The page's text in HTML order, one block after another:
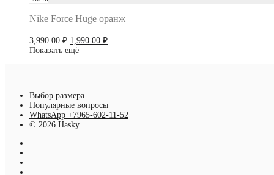
Nike Force Huge оранж
3,990.00₽ Первоначальная
цена
составляла
1,990.00 ₽Текущая
Показать ещё
Выбор размера
Популярные вопросы
WhatsApp +7965-602-11-52
© 2026 Hasky